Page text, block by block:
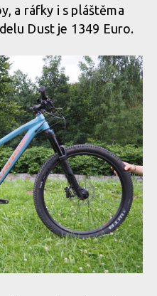
a ráfky i s pláštěma
Dust je 1349 Euro.